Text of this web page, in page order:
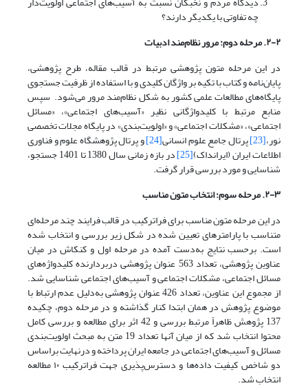
چه تفاوتی با یکدیگر دارند؟
۲-۲. مرحله دوم: مرور نظام‌مند ادبیات
در این مرحله متون پژوهشی مرتبط در قالب مقاله، طرح پژوهشی،
پایان‌‌نامه و کتاب با تکیه بر واژگان کلیدی و با استفاده از ظرفیت جستجوی
پایگاه‌‌های مطالعات علمی کشور به شکل نظام‌مند مرور می‌‌شود. سپس
منابع مرتبط با کلید‌واژگانی نظیر «آسیب‌های اجتماعی»، «مسائل
اجتماعی»، «مشکلات اجتماعی» و «اولویت‌‌بندی» در پایگاه‌‌ مجلات تخصصی
نور،[23] پرتال جامع علوم انسانی[24] و پرتال پژوهشگاه علوم و فناوری
اطلاعات ایران (ایرانداک)[25] در بازه زمانی سال 1380 تا 1401 جستجو،
شناسایی و مورد بررسی قرار گرفت.
۲-۳. مرحله سوم: انتخاب متون مناسب
در این مرحله متون مناسب برای فراترکیب در قالب فرایند چند مرحله‌‌ای
متناسب با پارامترهای تعیین شده در شکل زیر بررسی و انتخاب شده
است. برحسب نتایج به‌دست آمده در مرحله اول و کنکاش در میان
عناوین پژوهشی، تعداد 563 عنوان پژوهشی دربردارنده کلید‌واژه‌‌های
مسائل اجتماعی، مشکلات اجتماعی و آسیب‌های اجتماعی شناسایی شد.
از مجموع این عناوین، تعداد 426 عنوان پژوهشی به‌دلیل عدم ارتباط با
موضوع پژوهش در همان ابتدا کنار گذاشته و در مرحله دوم، چکیده
137 پژوهش ظاهراً مرتبط بررسی و 42 اثر برای مطالعه و بررسی کامل
محتوا انتخاب شد که از میان آنها تعداد 19 متن به مبحث اولویت‌‌بندی
مسائل و آسیب‌های اجتماعی در جامعه ایران پرداخته‌‌ و درنهایت براساس
دو شاخص کیفیت داده‌‌ها و دسترس‌‌پذیری جهت فراترکیب ۱۰ مطالعه
انتخاب شد.